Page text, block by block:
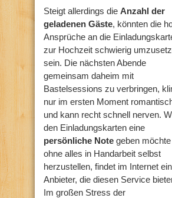
Steigt allerdings die Anzahl der
geladenen Gäste, könnten die
Ansprüche an die
zur Hochzeit schwierig
sein. Die nächsten Abende
gemeinsam daheim mit
Bastelsessions zu verbringen,
nur im ersten Moment
und kann recht schnell nerven.
den Einladungskarten eine
persönliche Note geben möchte
ohne alles in Handarbeit selbst
herzustellen, findet im Internet
Anbieter, die diesen Service
Im großen Stress der